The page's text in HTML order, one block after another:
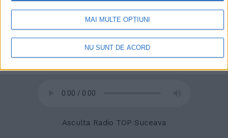
retrageți consimțământul în orice moment, revenind la acest site
și făcând clic pe butonul "Confidențialitate" din partea de jos a
paginii web.
MAI MULTE OPȚIUNI
NU SUNT DE ACORD
Asculta Radio TOP Suceava